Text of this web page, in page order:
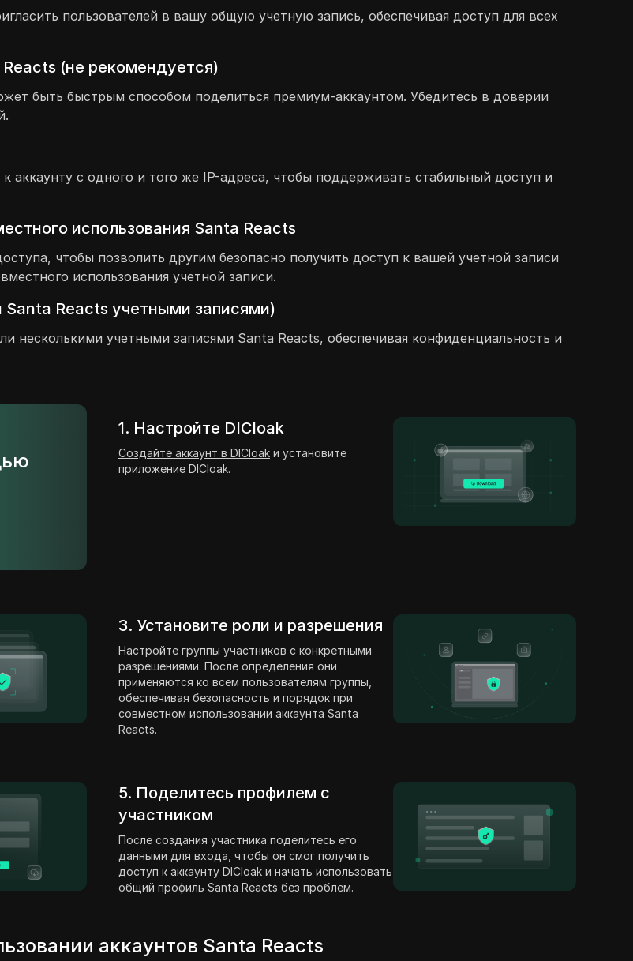
пользователей в вашу общую учетную запись, обеспечивая доступ для всех
(не рекомендуется)
быть быстрым способом поделиться премиум-аккаунтом. Убедитесь в доверии
аккаунту с одного и того же IP-адреса, чтобы поддерживать стабильный доступ и
использования Santa Reacts
чтобы позволить другим безопасно получить доступ к вашей учетной записи
использования учетной записи.
Reacts учетными записями)
несколькими учетными записями Santa Reacts, обеспечивая конфиденциальность и
1. Настройте DICloak
Создайте аккаунт в DICloak и установите
приложение DICloak.
3. Установите роли и разрешения
Настройте группы участников с конкретными
разрешениями. После определения они
применяются ко всем пользователям группы,
обеспечивая безопасность и порядок при
совместном использовании аккаунта Santa
Reacts.
5. Поделитесь профилем с
участником
После создания участника поделитесь его
данными для входа, чтобы он смог получить
доступ к аккаунту DICloak и начать использовать
общий профиль Santa Reacts без проблем.
аккаунтов Santa Reacts